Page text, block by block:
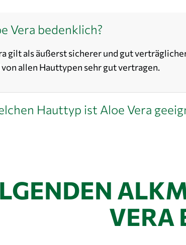
Vera bedenklich?
gilt als äußerst sicherer und gut
allen Hauttypen sehr gut vertragen.
Hauttyp ist Aloe Vera
VERA